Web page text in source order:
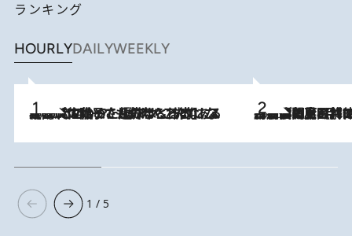
ランキング
HOURLYDAILYWEEKLY
2026.8.5
【阿川佐和子さんの年とる力】なぜ70代で始めた趣味は“こんなに楽しい”のか？ ピアノ、俳句…スランプに陥っても続けられる“ある秘訣”とは 2026.8.8
「最後に見られてよかった」上野動物園の東園パンダ舎が解体前に特別公開。8月16日まで延長されたパネル展と共に辿る“半世紀”のパンダ飼育《解体工事の図面あり》
1 / 5